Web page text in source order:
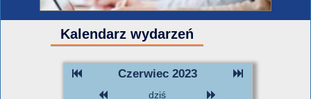
Kalendarz wydarzeń
Czerwiec 2023
dziś